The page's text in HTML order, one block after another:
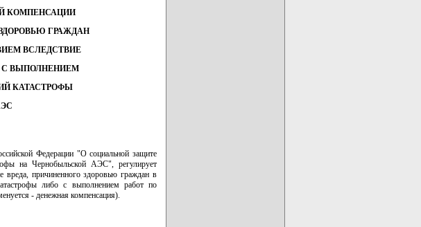
КОМПЕНСАЦИИ
ГРАЖДАН
ВСЛЕДСТВИЕ
С ВЫПОЛНЕНИЕМ
КАТАСТРОФЫ
Федерации "О социальной защите
на Чернобыльской АЭС", регулирует
причиненного здоровью граждан в
либо с выполнением работ по
- денежная компенсация).